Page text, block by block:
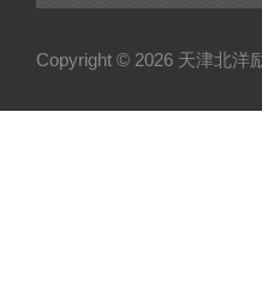
Copyright © 2026 天津北洋